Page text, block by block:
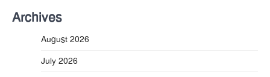
Archives
August 2026
July 2026